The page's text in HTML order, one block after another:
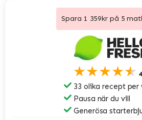
Spara 1 359kr på 5
★★★★★
33 olika recept per
Pausa när du vill
Generösa